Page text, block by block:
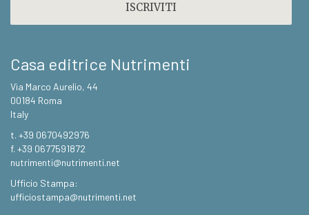
Casa editrice Nutrimenti
Via Marco Aurelio, 44
00184 Roma
Italy
t. +39 0670492976
f. +39 0677591872
nutrimenti@nutrimenti.net
Ufficio Stampa:
ufficiostampa@nutrimenti.net